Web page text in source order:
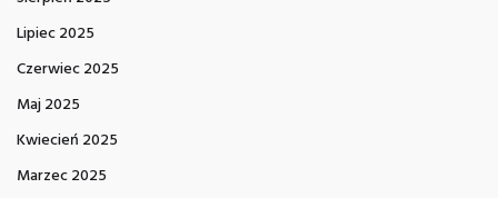
Lipiec 2025
Czerwiec 2025
Maj 2025
Kwiecień 2025
Marzec 2025